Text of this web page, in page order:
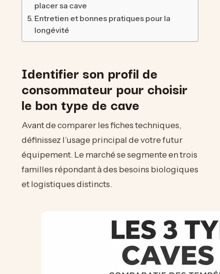
placer sa cave
Entretien et bonnes pratiques pour la
longévité
Identifier son profil de
consommateur pour choisir
le bon type de cave
Avant de comparer les fiches techniques,
définissez l’usage principal de votre futur
équipement. Le marché se segmente en trois
familles répondant à des besoins biologiques
et logistiques distincts.